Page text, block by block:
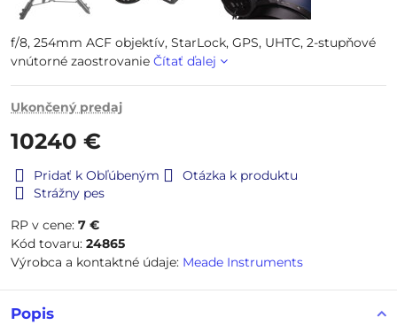
f/8, 254mm ACF objektív, StarLock, GPS, UHTC, 2-stupňové
vnútorné zaostrovanie Čítať ďalej
Ukončený predaj
10240 €
Pridať k Obľúbeným
Otázka k produktu
Strážny pes
RP v cene: 7 €
Kód tovaru: 24865
Výrobca a kontaktné údaje: Meade Instruments
Popis